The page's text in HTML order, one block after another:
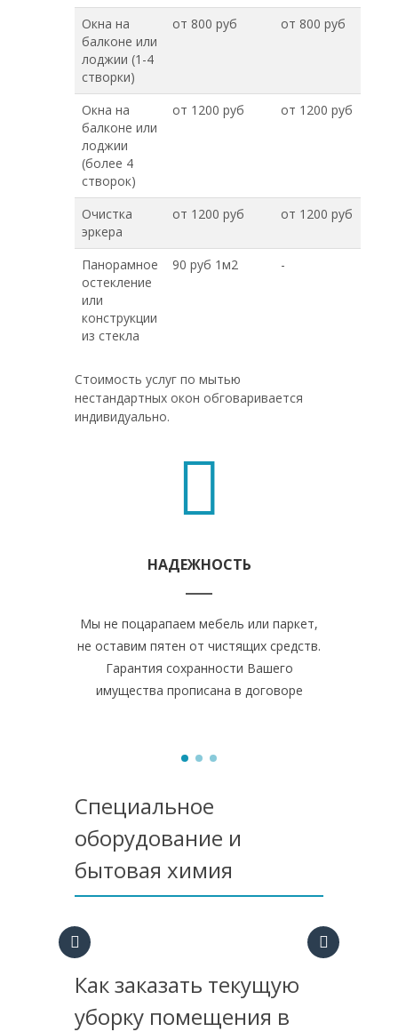
Окна на
балконе или
лоджии (1-4
створки)
от 800 руб от 800 руб
Окна на
балконе или
лоджии
(более 4
створок)
от 1200 руб от 1200 руб
Очистка
эркера
от 1200 руб от 1200 руб
Панорамное
остекление
или
конструкции
из стекла
90 руб 1м2 -
Стоимость услуг по мытью
нестандартных окон обговаривается
индивидуально.
НАДЕЖНОСТЬ
Мы не поцарапаем мебель или паркет,
не оставим пятен от чистящих средств.
Гарантия сохранности Вашего
имущества прописана в договоре
Специальное
оборудование и
бытовая химия
Как заказать текущую
уборку помещения в